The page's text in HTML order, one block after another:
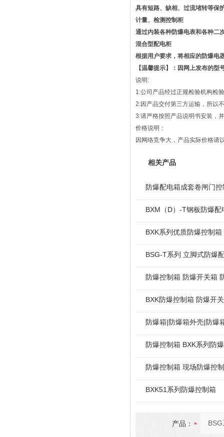
具有短路、缺相、过流堵转等保
计量、检测控制柜
通过内装各种防爆电表和各种二
混合型配电柜
根据用户要求，将相应的防爆电
【温馨提示】：因网上发布的
说明:
1:公司产品经过正规检验机构检
2:因产品交付第三方运输，所以
3:请严格按照产品说明书安装，
价格说明：
因网络竞争大，产品实际价格请
相关产品
防爆配电箱成套卷闸门
BXM（D）-T钢板防爆配
BXK系列优质防爆控制箱
BSG-T系列 立脚式防爆
防爆控制箱 防爆开关箱
BXK防爆控制箱 防爆开
防爆箱|防爆箱外壳|防爆
防爆控制箱 BXK系列防
防爆控制箱 现场防爆控
BXK51系列防爆控制箱
产品：